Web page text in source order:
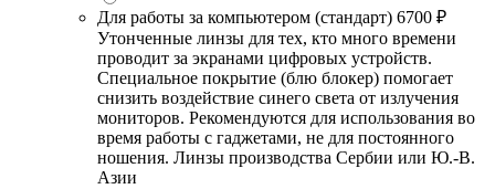
Для работы за компьютером (стандарт) 6700 ₽
Утонченные линзы для тех, кто много времени
проводит за экранами цифровых устройств.
Специальное покрытие (блю блокер) помогает
снизить воздействие синего света от излучения
мониторов. Рекомендуются для использования во
время работы с гаджетами, не для постоянного
ношения. Линзы производства Сербии или Ю.-В.
Азии